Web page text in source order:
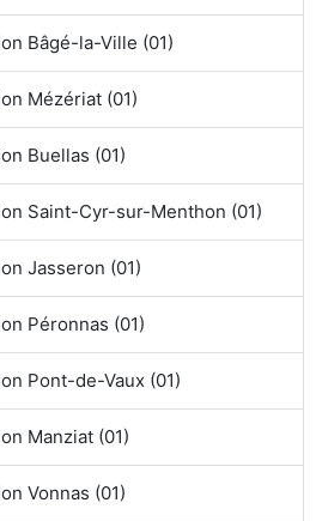
Bâgé-la-Ville (01)
Mézériat (01)
Buellas (01)
Saint-Cyr-sur-Menthon (01)
Jasseron (01)
Péronnas (01)
Pont-de-Vaux (01)
Manziat (01)
Vonnas (01)